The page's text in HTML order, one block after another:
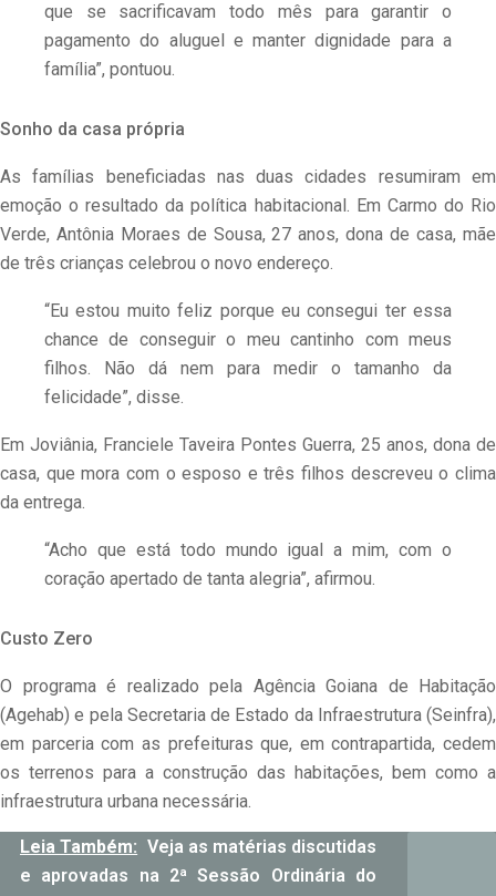
que se sacrificavam todo mês para garantir o
pagamento do aluguel e manter dignidade para a
família”, pontuou.
Sonho da casa própria
As famílias beneficiadas nas duas cidades resumiram em
emoção o resultado da política habitacional. Em Carmo do Rio
Verde, Antônia Moraes de Sousa, 27 anos, dona de casa, mãe
de três crianças celebrou o novo endereço.
“Eu estou muito feliz porque eu consegui ter essa
chance de conseguir o meu cantinho com meus
filhos. Não dá nem para medir o tamanho da
felicidade”, disse.
Em Joviânia, Franciele Taveira Pontes Guerra, 25 anos, dona de
casa, que mora com o esposo e três filhos descreveu o clima
da entrega.
“Acho que está todo mundo igual a mim, com o
coração apertado de tanta alegria”, afirmou.
Custo Zero
O programa é realizado pela Agência Goiana de Habitação
(Agehab) e pela Secretaria de Estado da Infraestrutura (Seinfra),
em parceria com as prefeituras que, em contrapartida, cedem
os terrenos para a construção das habitações, bem como a
infraestrutura urbana necessária.
Leia Também: Veja as matérias discutidas
e aprovadas na 2ª Sessão Ordinária do